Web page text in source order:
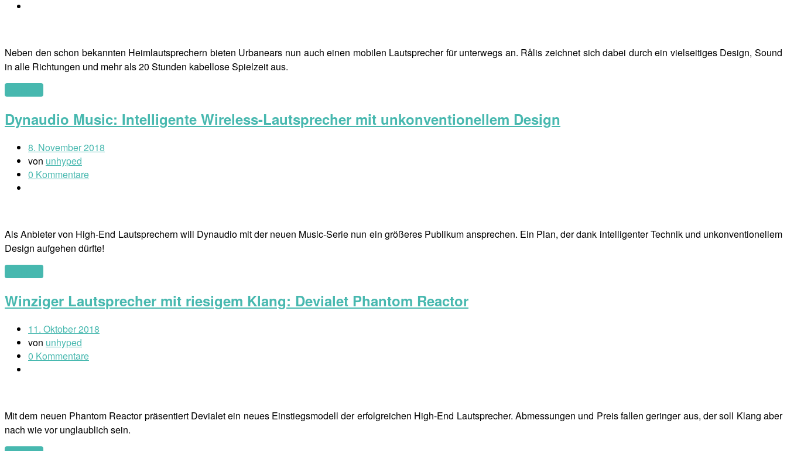
Neben den schon bekannten Heimlautsprechern bieten Urbanears nun auch einen mobilen Lautsprecher für unterwegs an. Rålis zeichnet sich dabei durch ein vielseitiges Design, Sound
in alle Richtungen und mehr als 20 Stunden kabellose Spielzeit aus.
Dynaudio Music: Intelligente Wireless-Lautsprecher mit unkonventionellem Design
8. November 2018
von unhyped
0 Kommentare
Als Anbieter von High-End Lautsprechern will Dynaudio mit der neuen Music-Serie nun ein größeres Publikum ansprechen. Ein Plan, der dank intelligenter Technik und unkonventionellem
Design aufgehen dürfte!
Winziger Lautsprecher mit riesigem Klang: Devialet Phantom Reactor
11. Oktober 2018
von unhyped
0 Kommentare
Mit dem neuen Phantom Reactor präsentiert Devialet ein neues Einstiegsmodell der erfolgreichen High-End Lautsprecher. Abmessungen und Preis fallen geringer aus, der soll Klang aber
nach wie vor unglaublich sein.